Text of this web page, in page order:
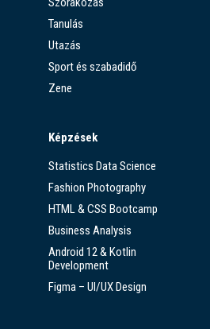
Tanulás
Utazás
Sport és szabadidő
Zene
Képzések
Statistics Data Science
Fashion Photography
HTML & CSS Bootcamp
Business Analysis
Android 12 & Kotlin
Development
Figma – UI/UX Design